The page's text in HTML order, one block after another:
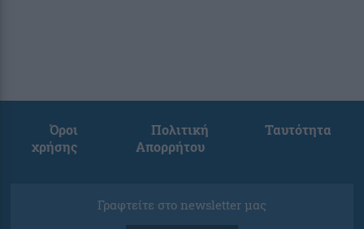
Όροι
χρήσης
Πολιτική
Απορρήτου
Ταυτότητα
Γραφτείτε στο newsletter μας